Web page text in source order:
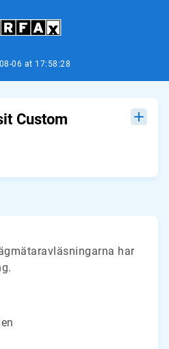
06 at 17:58:28
Custom
har